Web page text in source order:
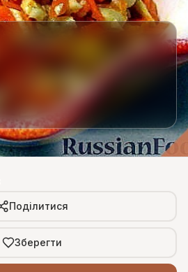
Поділитися
Зберегти